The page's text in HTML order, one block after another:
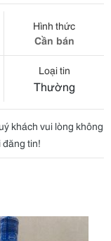
Hình thức
Cần bán
Loại tin
Thường
khách vui lòng không
tin!